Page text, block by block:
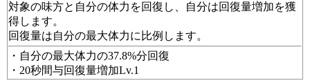
対象の味方と自分の体力を回復し、自分は回復量増加を獲
得します。
回復量は自分の最大体力に比例します。
・自分の最大体力の37.8%分回復
・20秒間与回復量増加Lv.1